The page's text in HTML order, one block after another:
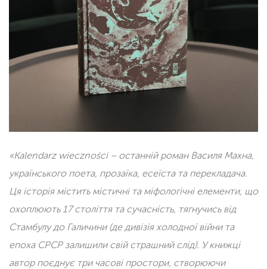
«Kalendarz wieczności – останній роман Василя Махна,
українського поета, прозаїка, есеїста та перекладача.
Ця історія містить містичні та міфологічні елементи, що
охоплюють 17 століття та сучасність, тягнучись від
Стамбулу до Галичини (де дивізія холодної війни та
епоха СРСР залишили свій страшний слід). У книжці
автор поєднує три часові простори, створюючи